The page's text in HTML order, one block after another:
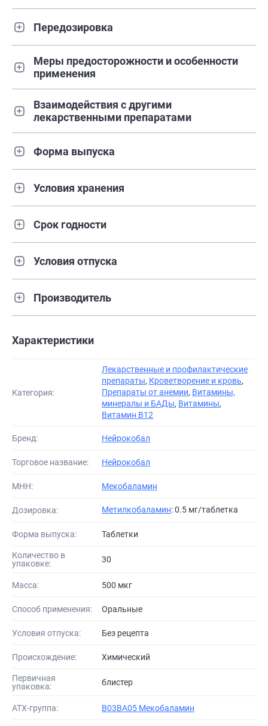
Передозировка
Меры предосторожности и особенности
применения
Взаимодействия с другими
лекарственными препаратами
Форма выпуска
Условия хранения
Срок годности
Условия отпуска
Производитель
Характеристики
Категория:
Лекарственные и профилактические
препараты, Кроветворение и кровь,
Препараты от анемии, Витамины,
минералы и БАДы, Витамины,
Витамин В12
Бренд: Нейрокобал
Торговое название: Нейрокобал
МНН: Мекобаламин
Дозировка: Метилкобаламин: 0.5 мг/таблетка
Форма выпуска: Таблетки
Количество в
упаковке:
30
Масса: 500 мкг
Способ применения: Оральные
Условия отпуска: Без рецепта
Происхождение: Химический
Первичная
упаковка:
блистер
АТХ-группа: B03BA05 Мекобаламин